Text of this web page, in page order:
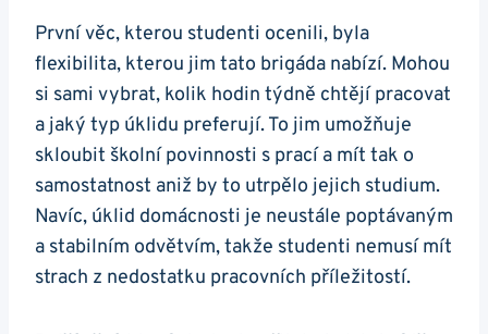
První věc, kterou studenti ocenili, byla
flexibilita, kterou jim tato brigáda nabízí. Mohou
si sami vybrat, kolik hodin týdně chtějí pracovat
a jaký typ úklidu preferují. To jim umožňuje
skloubit školní povinnosti s prací a mít tak o
samostatnost aniž by to utrpělo jejich studium.
Navíc, úklid domácnosti je neustále poptávaným
a stabilním odvětvím, takže studenti nemusí mít
strach z nedostatku pracovních příležitostí.